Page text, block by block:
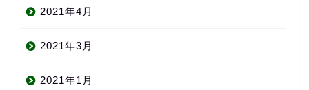
2021年4月
2021年3月
2021年1月